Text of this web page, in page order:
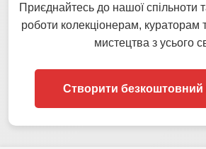
Приєднайтесь до нашої спільноти
роботи колекціонерам, кураторам
мистецтва з усього
Створити безкоштовний